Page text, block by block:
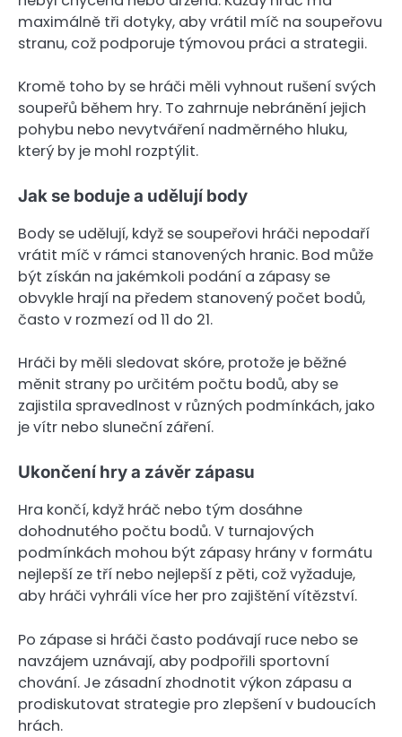
maximálně tři dotyky, aby vrátil míč na soupeřovu
stranu, což podporuje týmovou práci a strategii.
Kromě toho by se hráči měli vyhnout rušení svých
soupeřů během hry. To zahrnuje nebránění jejich
pohybu nebo nevytváření nadměrného hluku,
který by je mohl rozptýlit.
Jak se boduje a udělují body
Body se udělují, když se soupeřovi hráči nepodaří
vrátit míč v rámci stanovených hranic. Bod může
být získán na jakémkoli podání a zápasy se
obvykle hrají na předem stanovený počet bodů,
často v rozmezí od 11 do 21.
Hráči by měli sledovat skóre, protože je běžné
měnit strany po určitém počtu bodů, aby se
zajistila spravedlnost v různých podmínkách, jako
je vítr nebo sluneční záření.
Ukončení hry a závěr zápasu
Hra končí, když hráč nebo tým dosáhne
dohodnutého počtu bodů. V turnajových
podmínkách mohou být zápasy hrány v formátu
nejlepší ze tří nebo nejlepší z pěti, což vyžaduje,
aby hráči vyhráli více her pro zajištění vítězství.
Po zápase si hráči často podávají ruce nebo se
navzájem uznávají, aby podpořili sportovní
chování. Je zásadní zhodnotit výkon zápasu a
prodiskutovat strategie pro zlepšení v budoucích
hrách.